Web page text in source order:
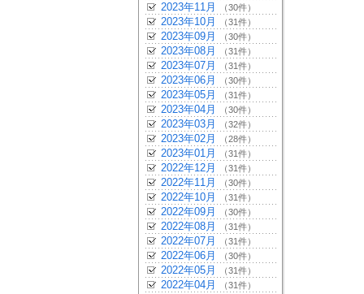
2023年11月 （30件）
2023年10月 （31件）
2023年09月 （30件）
2023年08月 （31件）
2023年07月 （31件）
2023年06月 （30件）
2023年05月 （31件）
2023年04月 （30件）
2023年03月 （32件）
2023年02月 （28件）
2023年01月 （31件）
2022年12月 （31件）
2022年11月 （30件）
2022年10月 （31件）
2022年09月 （30件）
2022年08月 （31件）
2022年07月 （31件）
2022年06月 （30件）
2022年05月 （31件）
2022年04月 （31件）